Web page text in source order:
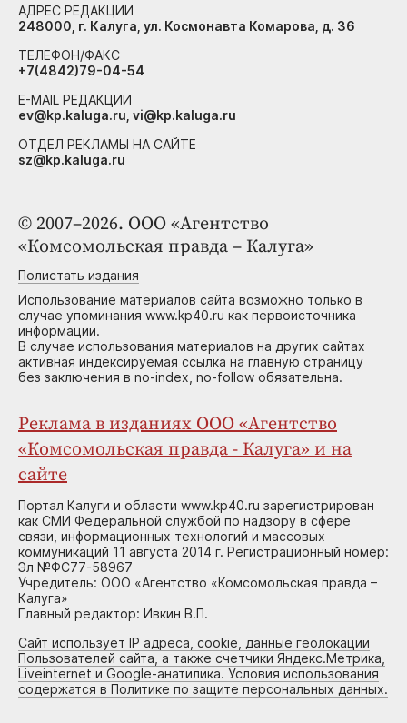
© 2007–2026. ООО «Агентство
«Комсомольская правда – Калуга»
Полистать издания
Использование материалов сайта возможно только в
случае упоминания www.kp40.ru как первоисточника
информации.
В случае использования материалов на других сайтах
активная индексируемая ссылка на главную страницу
без заключения в no-index, no-follow обязательна.
Реклама в изданиях ООО «Агентство
«Комсомольская правда - Калуга» и на
сайте
Портал Калуги и области www.kp40.ru зарегистрирован
как СМИ Федеральной службой по надзору в сфере
связи, информационных технологий и массовых
коммуникаций 11 августа 2014 г. Регистрационный номер:
Эл №ФС77-58967
Учредитель: ООО «Агентство «Комсомольская правда –
Калуга»
Главный редактор: Ивкин В.П.
Сайт использует IP адреса, cookie, данные геолокации
Пользователей сайта, а также счетчики Яндекс.Метрика,
Liveinternet и Google-анатилика. Условия использования
содержатся в Политике по защите персональных данных.
АДРЕС РЕДАКЦИИ
248000, г. Калуга, ул. Космонавта Комарова, д. 36
ТЕЛЕФОН/ФАКС
+7(4842)79-04-54
E-MAIL РЕДАКЦИИ
ev@kp.kaluga.ru, vi@kp.kaluga.ru
ОТДЕЛ РЕКЛАМЫ НА САЙТЕ
sz@kp.kaluga.ru